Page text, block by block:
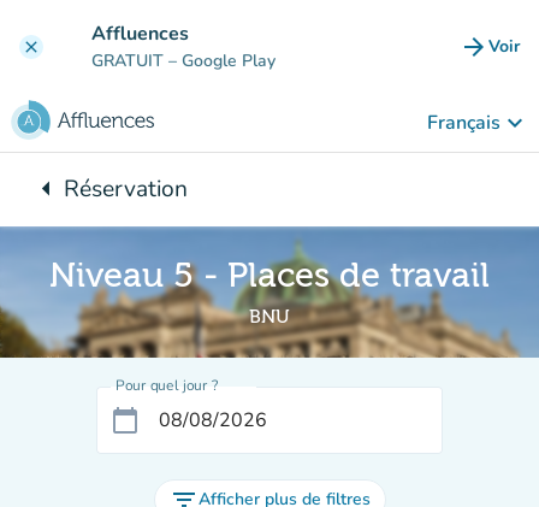
clear Affluences
GRATUIT – Google Play arrow_forward Voir
Français keyboard_arrow_down
arrow_leftRetour à :
Réservation
Niveau 5 - Places de travail
BNU
Pour quel jour ?
calendar_today
filter_listAfficher plus de filtres